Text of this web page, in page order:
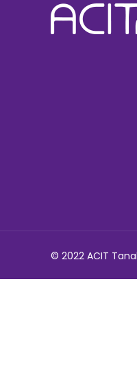
© 2022 ACIT